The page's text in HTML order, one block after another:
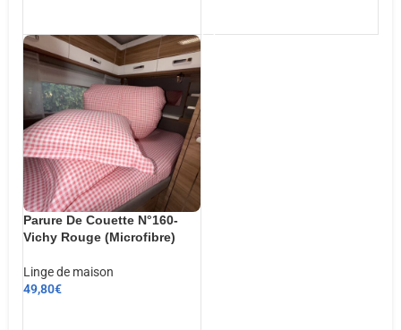
Parure De Couette N°160-
Vichy Rouge (Microfibre)
Linge de maison
49,80€